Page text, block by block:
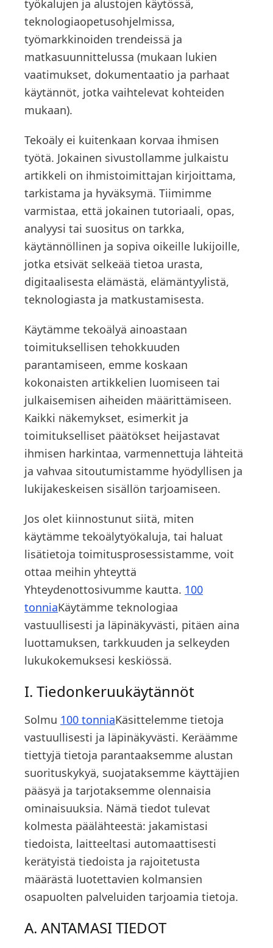
työkalujen ja alustojen käytössä,
teknologiaopetusohjelmissa,
työmarkkinoiden trendeissä ja
matkasuunnittelussa (mukaan lukien
vaatimukset, dokumentaatio ja parhaat
käytännöt, jotka vaihtelevat kohteiden
mukaan).
Tekoäly ei kuitenkaan korvaa ihmisen
työtä. Jokainen sivustollamme julkaistu
artikkeli on ihmistoimittajan kirjoittama,
tarkistama ja hyväksymä. Tiimimme
varmistaa, että jokainen tutoriaali, opas,
analyysi tai suositus on tarkka,
käytännöllinen ja sopiva oikeille lukijoille,
jotka etsivät selkeää tietoa urasta,
digitaalisesta elämästä, elämäntyylistä,
teknologiasta ja matkustamisesta.
Käytämme tekoälyä ainoastaan
toimituksellisen tehokkuuden
parantamiseen, emme koskaan
kokonaisten artikkelien luomiseen tai
julkaisemisen aiheiden määrittämiseen.
Kaikki näkemykset, esimerkit ja
toimitukselliset päätökset heijastavat
ihmisen harkintaa, varmennettuja lähteitä
ja vahvaa sitoutumistamme hyödyllisen ja
lukijakeskeisen sisällön tarjoamiseen.
Jos olet kiinnostunut siitä, miten
käytämme tekoälytyökaluja, tai haluat
lisätietoja toimitusprosessistamme, voit
ottaa meihin yhteyttä
Yhteydenottosivumme kautta. 100
tonniaKäytämme teknologiaa
vastuullisesti ja läpinäkyvästi, pitäen aina
luottamuksen, tarkkuuden ja selkeyden
lukukokemuksesi keskiössä.
I. Tiedonkeruukäytännöt
Solmu 100 tonniaKäsittelemme tietoja
vastuullisesti ja läpinäkyvästi. Keräämme
tiettyjä tietoja parantaaksemme alustan
suorituskykyä, suojataksemme käyttäjien
pääsyä ja tarjotaksemme olennaisia
ominaisuuksia. Nämä tiedot tulevat
kolmesta päälähteestä: jakamistasi
tiedoista, laitteeltasi automaattisesti
kerätyistä tiedoista ja rajoitetusta
määrästä luotettavien kolmansien
osapuolten palveluiden tarjoamia tietoja.
A. ANTAMASI TIEDOT